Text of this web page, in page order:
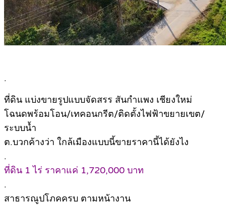
.
ที่ดิน แบ่งขายรูปแบบจัดสรร สันกำแพง เชียงใหม่
โฉนดพร้อมโอน/เทคอนกรีต/ติดตั้งไฟฟ้าขยายเขต/
ระบบน้ำ
ต.บวกค้างว่า ใกล้เมืองแบบนี้ขายราคานี้ได้ยังไง
.
ที่ดิน 1 ไร่ ราคาแค่ 1,720,000 บาท
.
สาธารณูปโภคครบ ตามหน้างาน